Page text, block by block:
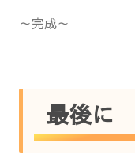
～完成～
最後に